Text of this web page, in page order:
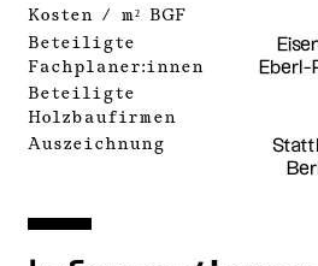
Kosten / m² BGF
Beteiligte
Fachplaner:innen
Eberl-
Beteiligte
Holzbaufirmen
Auszeichnung